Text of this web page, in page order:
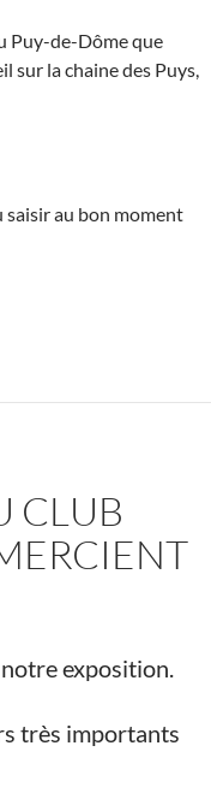
Puy-de-Dôme que
sur la chaine des Puys,
saisir au bon moment
CLUB
exposition.
très importants